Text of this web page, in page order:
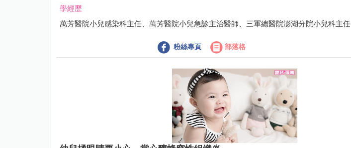
學經歷
萬芳醫院小兒感染科主任、萬芳醫院小兒急診主治醫師、三軍總醫院澎湖分院小兒科主任
粉絲專頁 部落格